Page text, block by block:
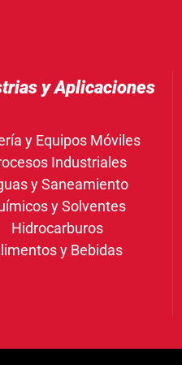
y Aplicaciones
y Equipos Móviles
Industriales
y Saneamiento
y Solventes
Hidrocarburos
y Bebidas